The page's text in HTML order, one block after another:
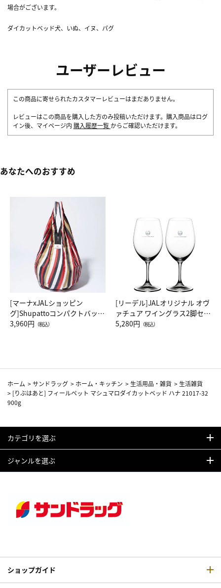
場合がございます。
ダイカットベッド犬、いぬ、イヌ、パグ
ユーザーレビュー
この商品に寄せられたカスタマーレビューはまだありません。
レビューはこの商品を購入した方のみ投稿いただけます。購入商品はログ
イン後、マイページ内 購入履歴一覧 からご確認いただけます。
あなたへのおすすめ
[マーナxJALショッピン
グ]Shupattoコンパクトバッグ
Drop JAL客室乗務員（LC）ス
3,960円 （税込）
[リーデル]JALオリジナル オヴ
ァチュア ワイングラス2脚セッ
ト（レッドワイン）
5,280円 （税込）
ホーム >サンドラッグ > ホーム・キッチン > 生活用品・雑貨 > 生活雑貨
> [りぶはあと] フィールペット マシュマロダイカットベッド ハナ 21017-32
900g
カテゴリを選ぶ
ジャンルを選ぶ
ショップガイド